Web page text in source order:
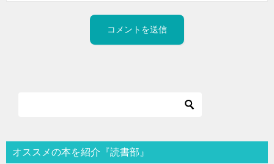
オススメの本を紹介『読書部』